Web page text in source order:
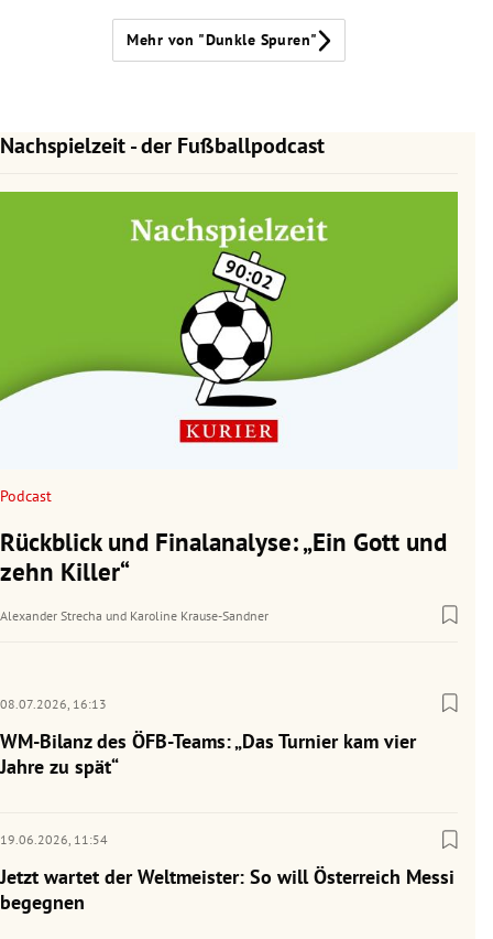
Mehr von "Dunkle Spuren"
Nachspielzeit - der Fußballpodcast
Podcast
Rückblick und Finalanalyse: „Ein Gott und
zehn Killer“
Alexander Strecha und Karoline Krause-Sandner
08.07.2026, 16:13
WM-Bilanz des ÖFB-Teams: „Das Turnier kam vier
Jahre zu spät“
19.06.2026, 11:54
Jetzt wartet der Weltmeister: So will Österreich Messi
begegnen